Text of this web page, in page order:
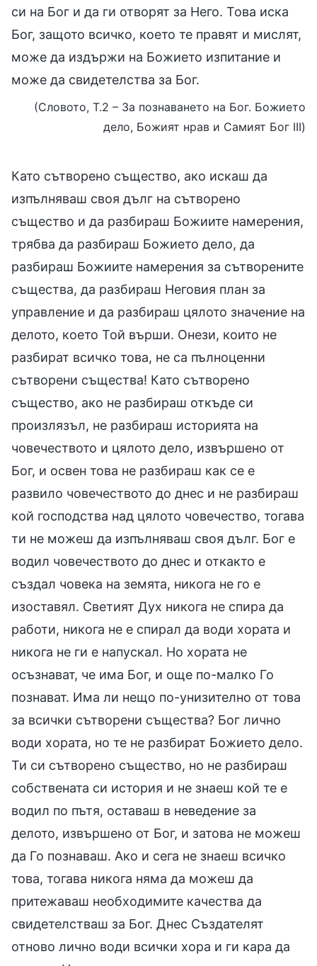
си на Бог и да ги отворят за Него. Това иска
Бог, защото всичко, което те правят и мислят,
може да издържи на Божието изпитание и
може да свидетелства за Бог.
(Словото, Т.2 – За познаването на Бог. Божието
дело, Божият нрав и Самият Бог III)
Като сътворено същество, ако искаш да
изпълняваш своя дълг на сътворено
същество и да разбираш Божиите намерения,
трябва да разбираш Божието дело, да
разбираш Божиите намерения за сътворените
същества, да разбираш Неговия план за
управление и да разбираш цялото значение на
делото, което Той върши. Онези, които не
разбират всичко това, не са пълноценни
сътворени същества! Като сътворено
същество, ако не разбираш откъде си
произлязъл, не разбираш историята на
човечеството и цялото дело, извършено от
Бог, и освен това не разбираш как се е
развило човечеството до днес и не разбираш
кой господства над цялото човечество, тогава
ти не можеш да изпълняваш своя дълг. Бог е
водил човечеството до днес и откакто е
създал човека на земята, никога не го е
изоставял. Светият Дух никога не спира да
работи, никога не е спирал да води хората и
никога не ги е напускал. Но хората не
осъзнават, че има Бог, и още по-малко Го
познават. Има ли нещо по-унизително от това
за всички сътворени същества? Бог лично
води хората, но те не разбират Божието дело.
Ти си сътворено същество, но не разбираш
собствената си история и не знаеш кой те е
водил по пътя, оставаш в неведение за
делото, извършено от Бог, и затова не можеш
да Го познаваш. Ако и сега не знаеш всичко
това, тогава никога няма да можеш да
притежаваш необходимите качества да
свидетелстваш за Бог. Днес Създателят
отново лично води всички хора и ги кара да